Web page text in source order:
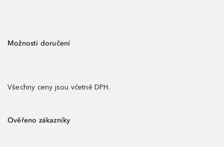
Možnosti doručení
Všechny ceny jsou včetně DPH.
Ověřeno zákazníky